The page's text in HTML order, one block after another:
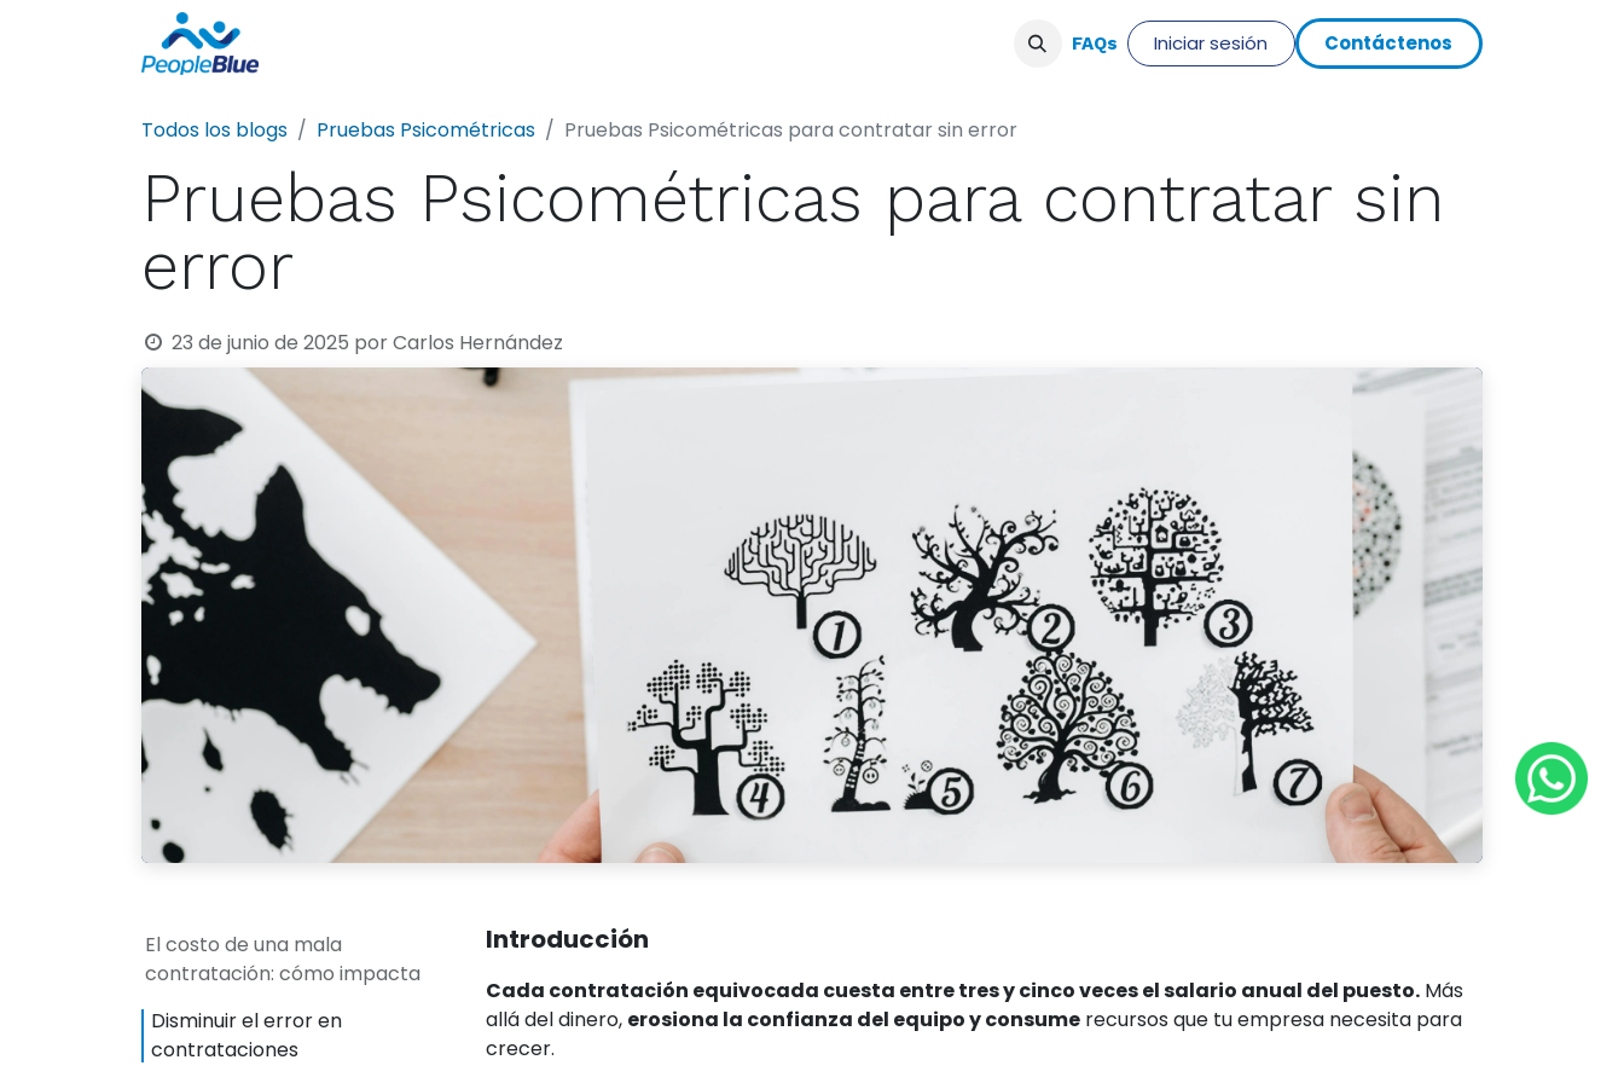
F​AQs Iniciar sesión Cont​​​​​​á​​ct​​​​eno​​​​s
Todos los blogs Pruebas Psicométricas Pruebas Psicométricas para contratar sin error
Pruebas Psicométricas para contratar sin
error
23 de junio de 2025 porCarlos Hernández
El costo de una mala
contratación: cómo impacta
Disminuir el error en
contrataciones
Introducción
Cada contratación equivocada cuesta entre tres y cinco veces el salario anual del puesto. Más
allá del dinero, erosiona la confianza del equipo y consume recursos que tu empresa necesita para
crecer.